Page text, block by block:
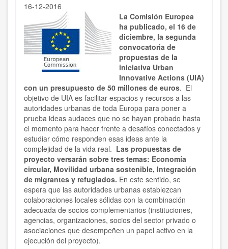
16-12-2016
La Comisión Europea
ha publicado, el 16 de
diciembre, la segunda
convocatoria de
propuestas de la
iniciativa Urban
Innovative Actions (UIA)
con un presupuesto de 50 millones de euros. El
objetivo de UIA es facilitar espacios y recursos a las
autoridades urbanas de toda Europa para poner a
prueba ideas audaces que no se hayan probado hasta
el momento para hacer frente a desafíos conectados y
estudiar cómo responden esas ideas ante la
complejidad de la vida real. Las propuestas de
proyecto versarán sobre tres temas: Economía
circular, Movilidad urbana sostenible, Integración
de migrantes y refugiados. En este sentido, se
espera que las autoridades urbanas establezcan
colaboraciones locales sólidas con la combinación
adecuada de socios complementarios (instituciones,
agencias, organizaciones, socios del sector privado o
asociaciones que desempeñen un papel activo en la
ejecución del proyecto).